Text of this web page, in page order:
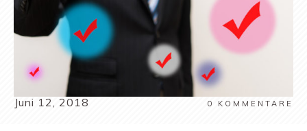
Juni 12, 2018 0 KOMMENTARE